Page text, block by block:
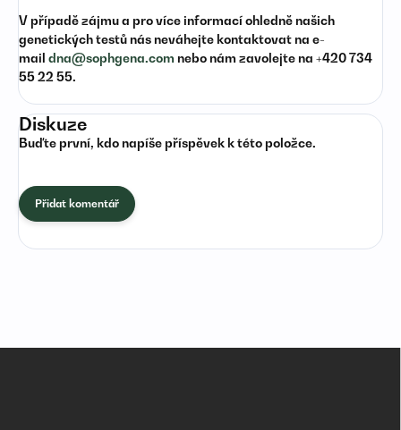
V případě zájmu a pro více informací ohledně našich
genetických testů nás neváhejte kontaktovat na e-
mail dna@sophgena.com nebo nám zavolejte na +420 734
55 22 55.
Diskuze
Buďte první, kdo napíše příspěvek k této položce.
Přidat komentář